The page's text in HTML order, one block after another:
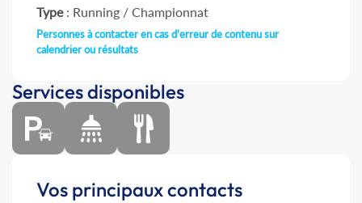
Type: Running / Championnat
Personnes à contacter en cas d'erreur de contenu sur
calendrier ou résultats
Services disponibles
Vos principaux contacts